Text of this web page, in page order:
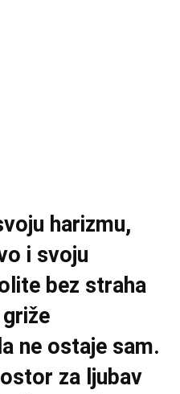
harizmu,
i svoju
bez straha
ne ostaje sam.
za ljubav